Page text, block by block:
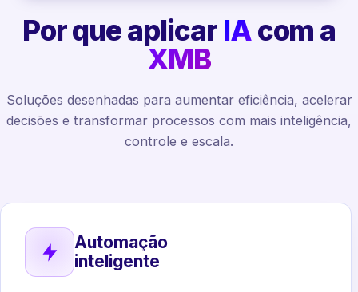
Por que aplicar IAcom a
XMB
Soluções desenhadas para aumentar eficiência, acelerar
decisões e transformar processos com mais inteligência,
controle e escala.
Automação
inteligente